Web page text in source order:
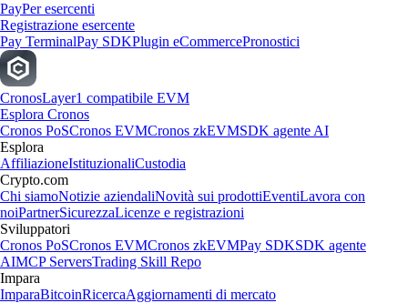
PayPer esercenti
Registrazione esercente
Pay TerminalPay SDKPlugin eCommercePronostici
CronosLayer1 compatibile EVM
Esplora Cronos
Cronos PoSCronos EVMCronos zkEVMSDK agente AI
Esplora
AffiliazioneIstituzionaliCustodia
Crypto.com
Chi siamoNotizie aziendaliNovità sui prodottiEventiLavora con
noiPartnerSicurezzaLicenze e registrazioni
Sviluppatori
Cronos PoSCronos EVMCronos zkEVMPay SDKSDK agente
AIMCP ServersTrading Skill Repo
Impara
ImparaBitcoinRicercaAggiornamenti di mercato